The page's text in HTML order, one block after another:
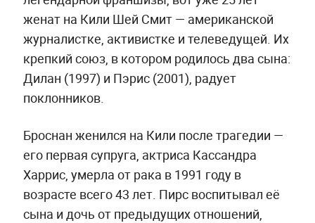
женат на Кили Шей Смит — американской
журналистке, активистке и телеведущей. Их
крепкий союз, в котором родилось два сына:
Дилан (1997) и Пэрис (2001), радует
поклонников.
Броснан женился на Кили после трагедии —
его первая супруга, актриса Кассандра
Харрис, умерла от рака в 1991 году в
возрасте всего 43 лет. Пирс воспитывал её
сына и дочь от предыдущих отношений,